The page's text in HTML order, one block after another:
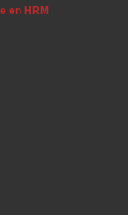
en HRM